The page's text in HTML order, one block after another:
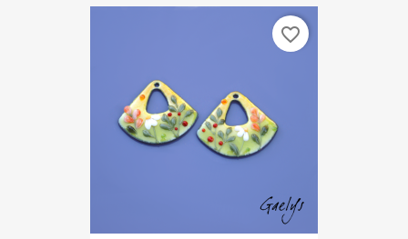
favorite_border